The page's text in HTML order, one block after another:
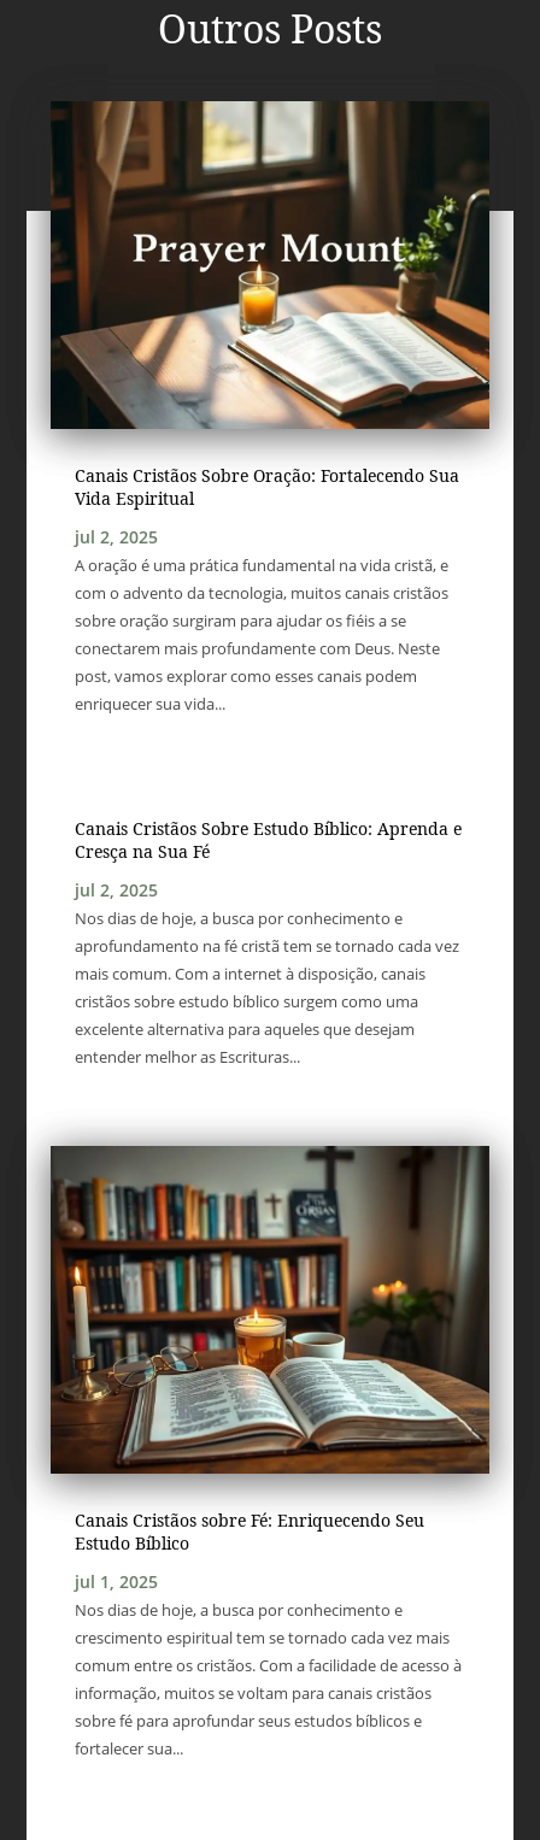
Outros Posts
Canais Cristãos Sobre Oração: Fortalecendo Sua
Vida Espiritual
jul 2, 2025
A oração é uma prática fundamental na vida cristã, e
com o advento da tecnologia, muitos canais cristãos
sobre oração surgiram para ajudar os fiéis a se
conectarem mais profundamente com Deus. Neste
post, vamos explorar como esses canais podem
enriquecer sua vida...
Canais Cristãos Sobre Estudo Bíblico: Aprenda e
Cresça na Sua Fé
jul 2, 2025
Nos dias de hoje, a busca por conhecimento e
aprofundamento na fé cristã tem se tornado cada vez
mais comum. Com a internet à disposição, canais
cristãos sobre estudo bíblico surgem como uma
excelente alternativa para aqueles que desejam
entender melhor as Escrituras...
Canais Cristãos sobre Fé: Enriquecendo Seu
Estudo Bíblico
jul 1, 2025
Nos dias de hoje, a busca por conhecimento e
crescimento espiritual tem se tornado cada vez mais
comum entre os cristãos. Com a facilidade de acesso à
informação, muitos se voltam para canais cristãos
sobre fé para aprofundar seus estudos bíblicos e
fortalecer sua...